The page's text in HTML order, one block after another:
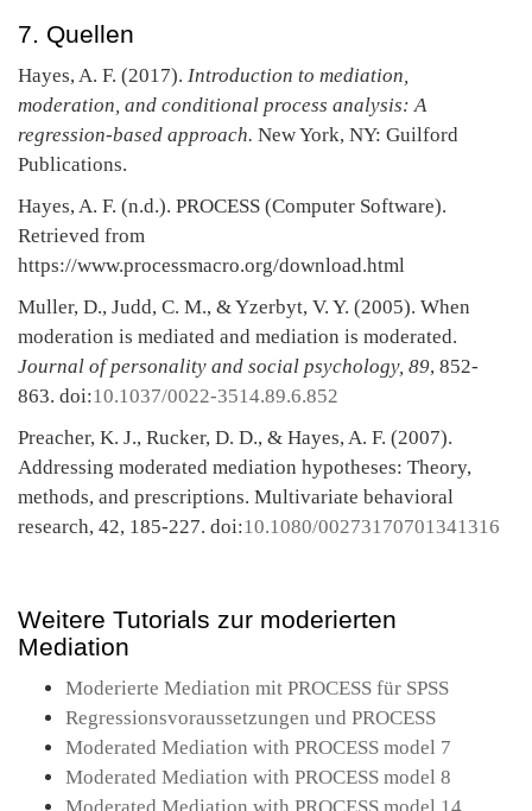
7. Quellen
Hayes, A. F. (2017). Introduction to mediation,
moderation, and conditional process analysis: A
regression-based approach. New York, NY: Guilford
Publications.
Hayes, A. F. (n.d.). PROCESS (Computer Software).
Retrieved from
https://www.processmacro.org/download.html
Muller, D., Judd, C. M., & Yzerbyt, V. Y. (2005). When
moderation is mediated and mediation is moderated.
Journal of personality and social psychology, 89, 852-
863. doi:10.1037/0022-3514.89.6.852
Preacher, K. J., Rucker, D. D., & Hayes, A. F. (2007).
Addressing moderated mediation hypotheses: Theory,
methods, and prescriptions. Multivariate behavioral
research, 42, 185-227. doi:10.1080/00273170701341316
Weitere Tutorials zur moderierten
Mediation
Moderierte Mediation mit PROCESS für SPSS
Regressionsvoraussetzungen und PROCESS
Moderated Mediation with PROCESS model 7
Moderated Mediation with PROCESS model 8